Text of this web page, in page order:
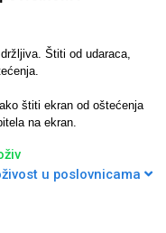
Štiti od udaraca,
štiti ekran od oštećenja
na ekran.
u poslovnicama
Good
maskice